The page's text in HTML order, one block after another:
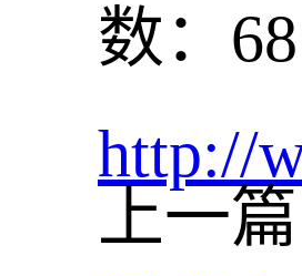
数：
http://
上一篇